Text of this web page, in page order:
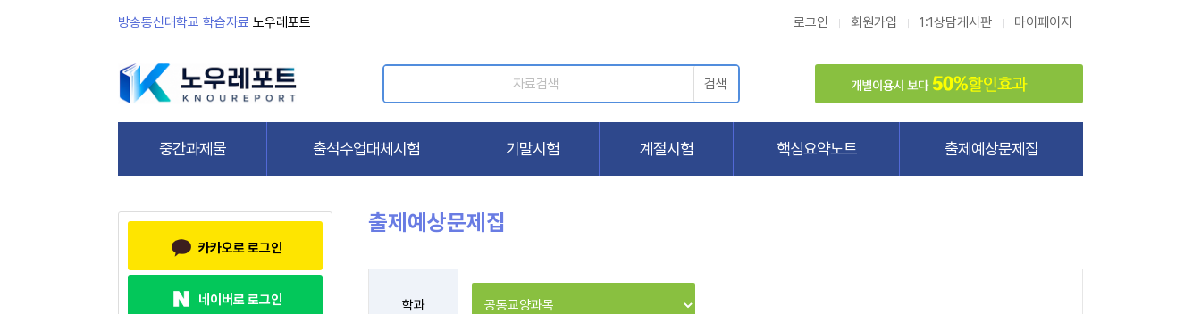
방송통신대학교 학습자료 노우레포트 로그인 회원가입 1:1상담게시판 마이페이지
카카오로 로그인
네이버로 로그인
출제예상문제집
학과